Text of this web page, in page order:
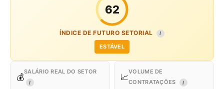
62
ÍNDICE DE FUTURO SETORIAL I
ESTÁVEL
💰
SALÁRIO REAL DO SETOR
I
📈
VOLUME DE
CONTRATAÇÕES
I